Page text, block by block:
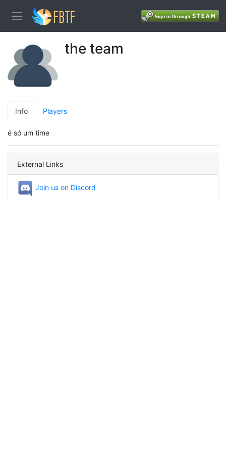
the team
Info Players
é só um time
External Links
Join us on Discord